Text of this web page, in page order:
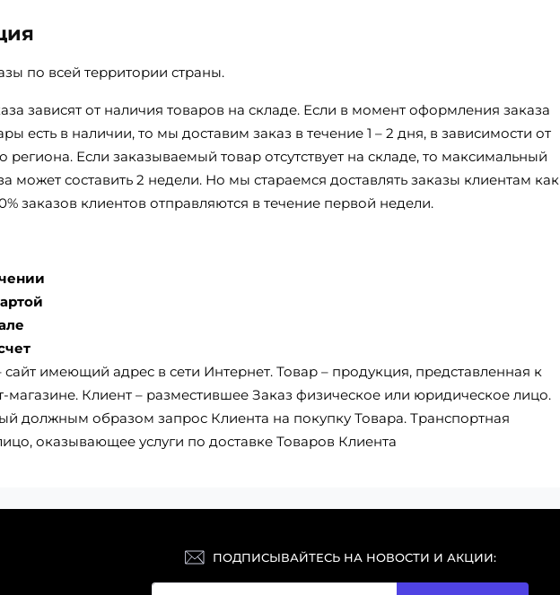
по всей территории страны.
зависят от наличия товаров на складе. Если в момент оформления заказа
есть в наличии, то мы доставим заказ в течение 1 – 2 дня, в зависимости от
региона. Если заказываемый товар отсутствует на складе, то максимальный
может составить 2 недели. Но мы стараемся доставлять заказы клиентам как
заказов клиентов отправляются в течение первой недели.
сайт имеющий адрес в сети Интернет. Товар – продукция, представленная к
магазине. Клиент – разместившее Заказ физическое или юридическое лицо.
должным образом запрос Клиента на покупку Товара. Транспортная
оказывающее услуги по доставке Товаров Клиента
ПОДПИСЫВАЙТЕСЬ НА НОВОСТИ И АКЦИИ: